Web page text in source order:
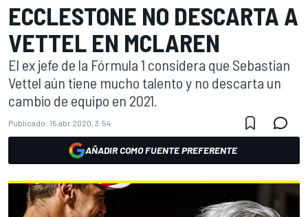
ECCLESTONE NO DESCARTA A
VETTEL EN MCLAREN
El ex jefe de la Fórmula 1 considera que Sebastian
Vettel aún tiene mucho talento y no descarta un
cambio de equipo en 2021.
Publicado: 15 abr 2020, 3:54
AÑADIR COMO FUENTE PREFERENTE